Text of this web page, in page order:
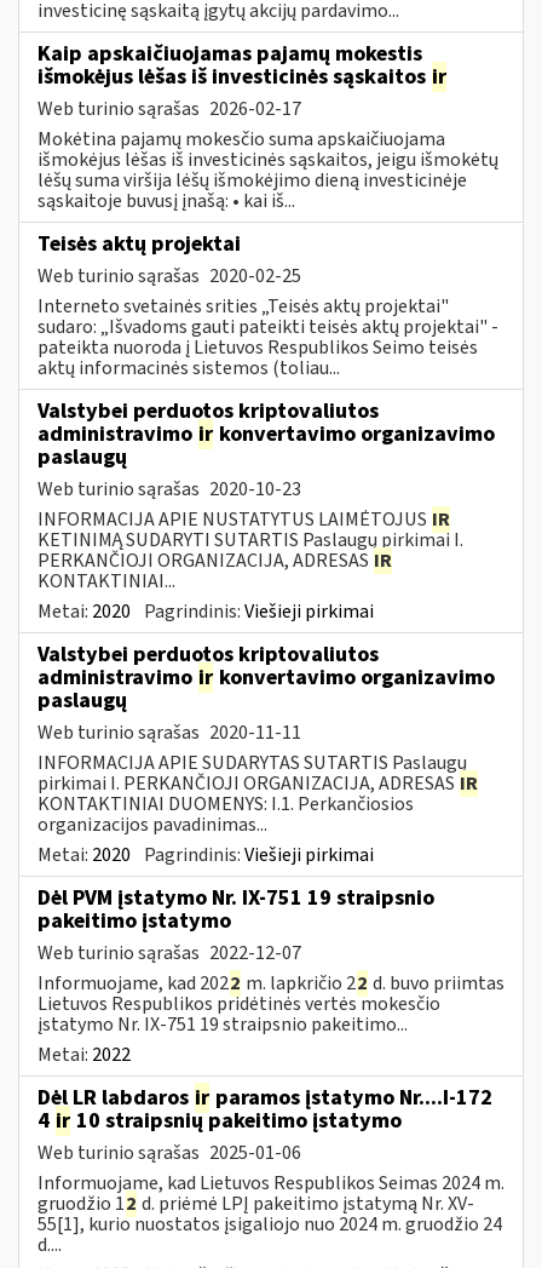
investicinę sąskaitą įgytų akcijų pardavimo...
Kaip apskaičiuojamas pajamų mokestis
išmokėjus lėšas iš investicinės sąskaitos ir
Web turinio sąrašas 2026-02-17
Mokėtina pajamų mokesčio suma apskaičiuojama
išmokėjus lėšas iš investicinės sąskaitos, jeigu išmokėtų
lėšų suma viršija lėšų išmokėjimo dieną investicinėje
sąskaitoje buvusį įnašą: • kai iš...
Teisės aktų projektai
Web turinio sąrašas 2020-02-25
Interneto svetainės srities „Teisės aktų projektai"
sudaro: „Išvadoms gauti pateikti teisės aktų projektai" -
pateikta nuoroda į Lietuvos Respublikos Seimo teisės
aktų informacinės sistemos (toliau...
Valstybei perduotos kriptovaliutos
administravimo ir konvertavimo organizavimo
paslaugų
Web turinio sąrašas 2020-10-23
INFORMACIJA APIE NUSTATYTUS LAIMĖTOJUS IR
KETINIMĄ SUDARYTI SUTARTIS Paslaugų pirkimai I.
PERKANČIOJI ORGANIZACIJA, ADRESAS IR
KONTAKTINIAI...
Metai: 2020 Pagrindinis:Viešieji pirkimai
Valstybei perduotos kriptovaliutos
administravimo ir konvertavimo organizavimo
paslaugų
Web turinio sąrašas 2020-11-11
INFORMACIJA APIE SUDARYTAS SUTARTIS Paslaugų
pirkimai I. PERKANČIOJI ORGANIZACIJA, ADRESAS IR
KONTAKTINIAI DUOMENYS: I.1. Perkančiosios
organizacijos pavadinimas...
Metai: 2020 Pagrindinis:Viešieji pirkimai
Dėl PVM įstatymo Nr. IX-751 19 straipsnio
pakeitimo įstatymo
Web turinio sąrašas 2022-12-07
Informuojame, kad 2022 m. lapkričio 22 d. buvo priimtas
Lietuvos Respublikos pridėtinės vertės mokesčio
įstatymo Nr. IX-751 19 straipsnio pakeitimo...
Metai: 2022
Dėl LR labdaros ir paramos įstatymo Nr....I-172
4 ir 10 straipsnių pakeitimo įstatymo
Web turinio sąrašas 2025-01-06
Informuojame, kad Lietuvos Respublikos Seimas 2024 m.
gruodžio 12 d. priėmė LPĮ pakeitimo įstatymą Nr. XV-
55[1], kurio nuostatos įsigaliojo nuo 2024 m. gruodžio 24
d....